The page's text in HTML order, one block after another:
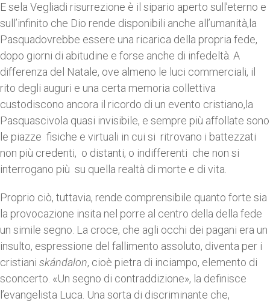
E sela Vegliadi risurrezione è il sipario aperto sull’eterno e
sull’infinito che Dio rende disponibili anche all’umanità,la
Pasquadovrebbe essere una ricarica della propria fede,
dopo giorni di abitudine e forse anche di infedeltà. A
differenza del Natale, ove almeno le luci commerciali, il
rito degli auguri e una certa memoria collettiva
custodiscono ancora il ricordo di un evento cristiano,la
Pasquascivola quasi invisibile, e sempre più affollate sono
le piazze fisiche e virtuali in cui si ritrovano i battezzati
non più credenti, o distanti, o indifferenti che non si
interrogano più su quella realtà di morte e di vita.
Proprio ciò, tuttavia, rende comprensibile quanto forte sia
la provocazione insita nel porre al centro della della fede
un simile segno. La croce, che agli occhi dei pagani era un
insulto, espressione del fallimento assoluto, diventa per i
cristiani skándalon, cioè pietra di inciampo, elemento di
sconcerto. «Un segno di contraddizione», la definisce
l’evangelista Luca. Una sorta di discriminante che,